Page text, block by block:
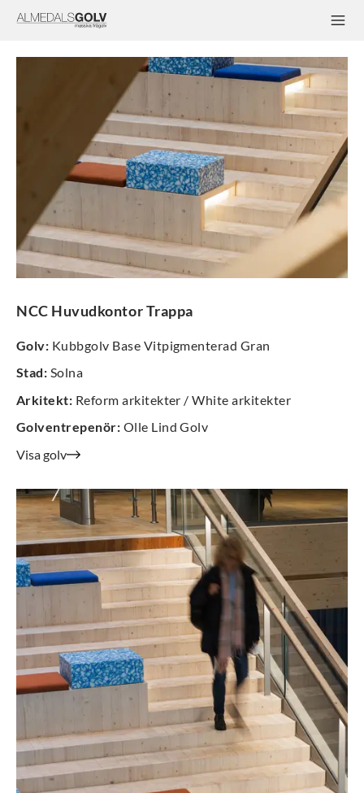
NCC Huvudkontor Trappa
Golv: Kubbgolv Base Vitpigmenterad Gran
Stad: Solna
Arkitekt: Reform arkitekter / White arkitekter
Golventrepenör: Olle Lind Golv
Visa golv